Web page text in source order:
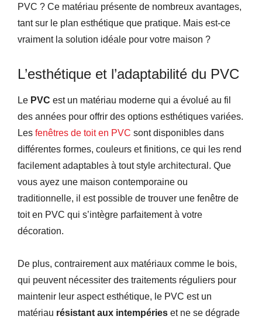
PVC ? Ce matériau présente de nombreux avantages,
tant sur le plan esthétique que pratique. Mais est-ce
vraiment la solution idéale pour votre maison ?
L’esthétique et l’adaptabilité du PVC
Le PVC est un matériau moderne qui a évolué au fil
des années pour offrir des options esthétiques variées.
Les fenêtres de toit en PVC sont disponibles dans
différentes formes, couleurs et finitions, ce qui les rend
facilement adaptables à tout style architectural. Que
vous ayez une maison contemporaine ou
traditionnelle, il est possible de trouver une fenêtre de
toit en PVC qui s’intègre parfaitement à votre
décoration.
De plus, contrairement aux matériaux comme le bois,
qui peuvent nécessiter des traitements réguliers pour
maintenir leur aspect esthétique, le PVC est un
matériau résistant aux intempéries et ne se dégrade